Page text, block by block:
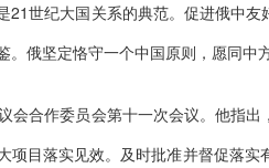
21世纪大国关系的典范。促进俄中
。俄坚定恪守一个中国原则，愿同
会合作委员会第十一次会议。他指
项目落实见效。及时批准并督促落